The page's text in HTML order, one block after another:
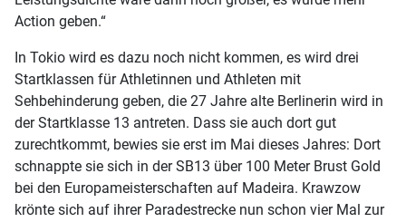
Action geben.“
In Tokio wird es dazu noch nicht kommen, es wird drei
Startklassen für Athletinnen und Athleten mit
Sehbehinderung geben, die 27 Jahre alte Berlinerin wird in
der Startklasse 13 antreten. Dass sie auch dort gut
zurechtkommt, bewies sie erst im Mai dieses Jahres: Dort
schnappte sie sich in der SB13 über 100 Meter Brust Gold
bei den Europameisterschaften auf Madeira. Krawzow
krönte sich auf ihrer Paradestrecke nun schon vier Mal zur